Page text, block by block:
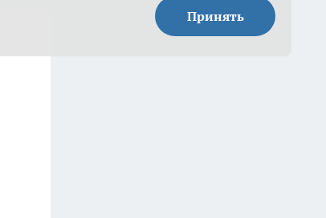
Принять